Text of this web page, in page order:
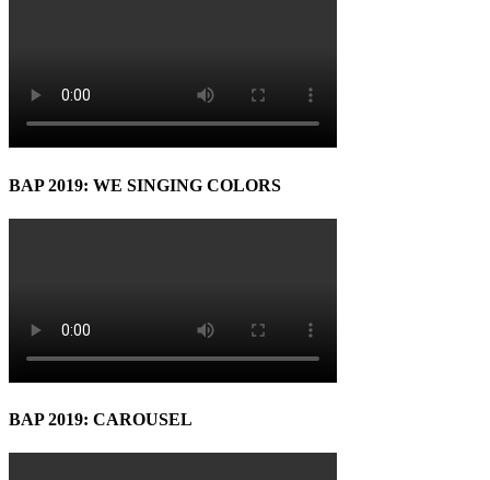
BAP 2019: WE SINGING COLORS
BAP 2019: CAROUSEL